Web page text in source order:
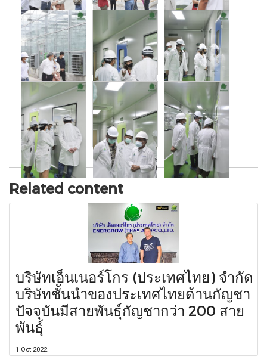
Related content
บริษัทเอ็นเนอร์โกร (ประเทศไทย) จำกัด
บริษัทชั้นนำของประเทศไทยด้านกัญชา
ปัจจุบันมีสายพันธุ์กัญชากว่า 200 สาย
พันธุ์
1 Oct 2022